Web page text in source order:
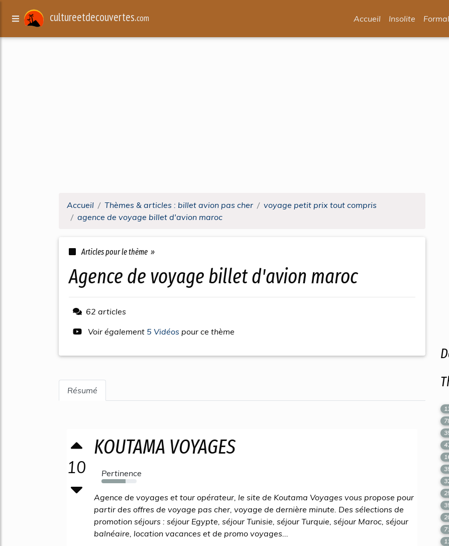
cultureetdecouvertes.com Accueil Insolite
Accueil Thèmes & articles : billet avion pas cher
voyage petit prix tout compris
agence de voyage billet d'avion maroc
Articles pour le thème »
agence de voyage billet d'avion maroc
62 articles
Voir également 5 Vidéos pour ce thème
Résumé
10
KOUTAMA VOYAGES
Pertinence
69%
Agence de voyages et tour opérateur, le site de Koutama Voyages vous propose pour
partir des offres de voyage pas cher, voyage de dernière minute. Des sélections de
promotion séjours : séjour Egypte, séjour Tunisie, séjour Turquie, séjour Maroc, séjour
balnéaire, location vacances et de promo voyages...